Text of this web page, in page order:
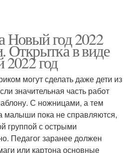
Новый год 2022
Открытка в виде
год
могут сделать даже дети из
значительная часть работ
С ножницами, а тем
малыши пока не справляются,
группой с острыми
Педагог заранее должен
или картона основные